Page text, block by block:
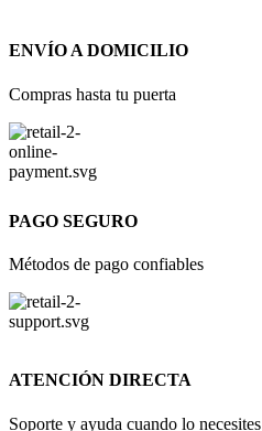
ENVÍO A DOMICILIO
Compras hasta tu puerta
PAGO SEGURO
Métodos de pago confiables
ATENCIÓN DIRECTA
Soporte y ayuda cuando lo necesites